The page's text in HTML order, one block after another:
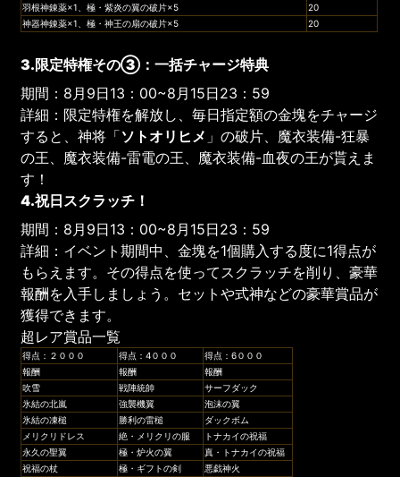
羽根神錬薬×1、極・紫炎の翼の破片×5
20
神器神錬薬×1、極・神王の扇の破片×5
20
3.限定特権その③：一括チャージ特典
期間：8月9日13：00~8月15日23：59
詳細：限定特権を解放し、毎日指定額の金塊をチャージ
すると、神将「ソトオリヒメ 」の破片、魔衣装備-狂暴
の王、魔衣装備-雷電の王、魔衣装備-血夜の王が貰えま
す！
4.祝日スクラッチ！
期間：8月9日13：00~8月15日23：59
詳細：イベント期間中、金塊を1個購入する度に1得点が
もらえます。その得点を使ってスクラッチを削り、豪華
報酬を入手しましょう。セットや式神などの豪華賞品が
獲得できます。
超レア賞品一覧
得点：２０００ 得点：4０００
得点：6０００
報酬
報酬
報酬
吹雪
戦陣統帥
サーフダック
氷結の北嵐
強襲機翼
泡沫の翼
氷結の凍槌
勝利の雷槌
ダックボム
メリクリドレス
絶・メリクリの服
トナカイの祝福
永久の聖翼
極・炉火の翼
真・トナカイの祝福
祝福の杖
極・ギフトの剣 悪戯神火